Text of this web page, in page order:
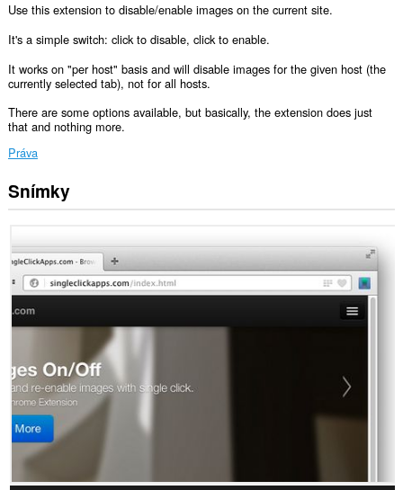
Use this extension to disable/enable images on the current site.
It's a simple switch: click to disable, click to enable.
It works on "per host" basis and will disable images for the given host (the
currently selected tab), not for all hosts.
There are some options available, but basically, the extension does just
that and nothing more.
Práva
Toto
dokáže
určujúce,
či
webové
lokality
môžu
sú
napríklad
súbory
cookie,
JavaScript
a
doplnky
Toto
Snímky